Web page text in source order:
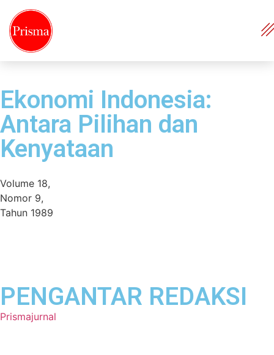
Ekonomi Indonesia:
Antara Pilihan dan
Kenyataan
Volume 18,
Nomor 9,
Tahun 1989
PENGANTAR REDAKSI
Prismajurnal